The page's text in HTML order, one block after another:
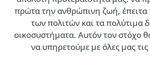
πρώτα την ανθρώπινη ζωή, έπειτα
των πολιτών και τα πολύτιμα
οικοσυστήματα. Αυτόν τον στόχο
να υπηρετούμε με όλες μας